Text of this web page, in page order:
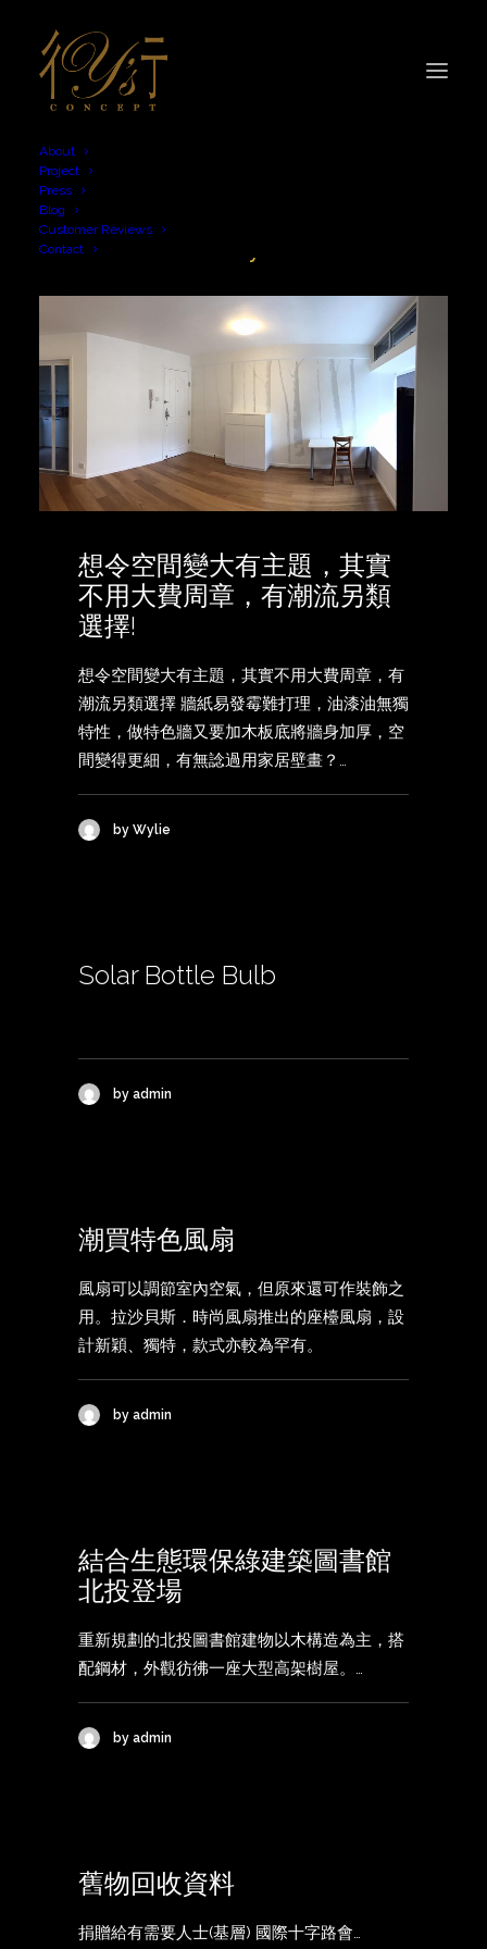
About
Project
Press
Blog
Customer Reviews
Contact
sustainability
想令空間變大有主題，其實
不用大費周章，有潮流另類
選擇!
想令空間變大有主題，其實不用大費周章，有
潮流另類選擇 牆紙易發霉難打理，油漆油無獨
特性，做特色牆又要加木板底將牆身加厚，空
間變得更細，有無諗過用家居壁畫？…
by Wylie
Solar Bottle Bulb
by admin
潮買特色風扇
風扇可以調節室內空氣，但原來還可作裝飾之
用。拉沙貝斯．時尚風扇推出的座檯風扇，設
計新穎、獨特，款式亦較為罕有。
by admin
結合生態環保綠建築圖書館
北投登場
重新規劃的北投圖書館建物以木構造為主，搭
配鋼材，外觀彷彿一座大型高架樹屋。…
by admin
舊物回收資料
捐贈給有需要人士(基層) 國際十字路會…